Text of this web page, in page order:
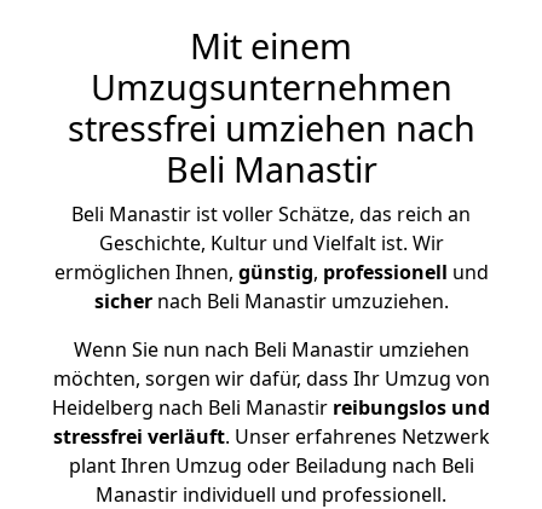
Mit einem
Umzugsunternehmen
stressfrei umziehen nach
Beli Manastir
Beli Manastir ist voller Schätze, das reich an
Geschichte, Kultur und Vielfalt ist. Wir
ermöglichen Ihnen, günstig, professionell und
sichernach Beli Manastir umzuziehen.
Wenn Sie nun nach Beli Manastir umziehen
möchten, sorgen wir dafür, dass Ihr Umzug von
Heidelberg nach Beli Manastir reibungslos und
stressfrei verläuft. Unser erfahrenes Netzwerk
plant Ihren Umzug oder Beiladung nach Beli
Manastir individuell und professionell.